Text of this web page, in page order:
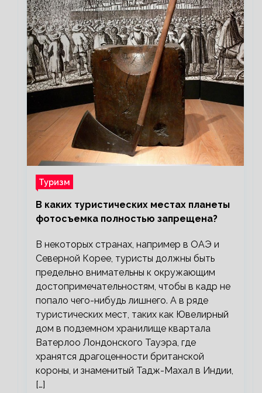
Туризм
В каких туристических местах планеты
фотосъемка полностью запрещена?
В некоторых странах, например в ОАЭ и
Северной Корее, туристы должны быть
предельно внимательны к окружающим
достопримечательностям, чтобы в кадр не
попало чего-нибудь лишнего. А в ряде
туристических мест, таких как Ювелирный
дом в подземном хранилище квартала
Ватерлоо Лондонского Тауэра, где
хранятся драгоценности британской
короны, и знаменитый Тадж-Махал в Индии,
[…]